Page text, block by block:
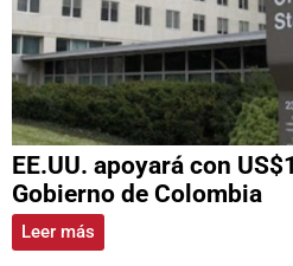
EE.UU. apoyará con
Gobierno de Colombia
Leer más